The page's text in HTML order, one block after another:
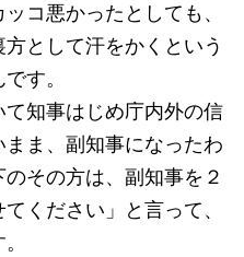
コ悪かったとしても、
として汗をかくという
す。
知事はじめ庁内外の信
ま、副知事になったわ
その方は、副知事を２
ください」と言って、